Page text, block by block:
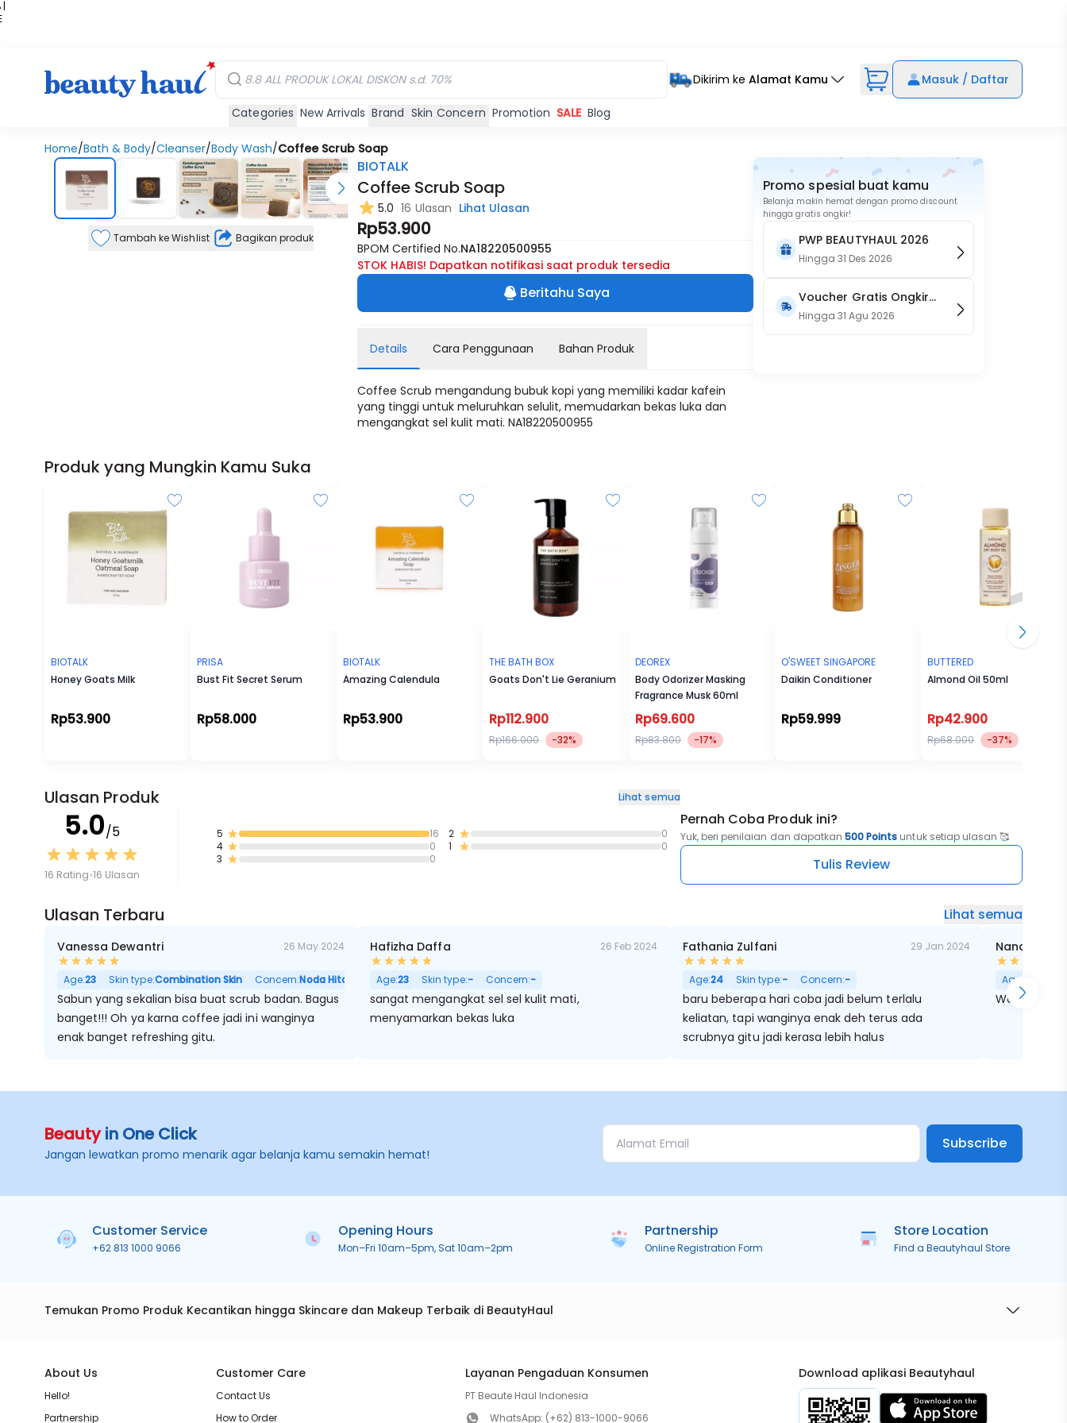
|
Dikirim ke Alamat Kamu Masuk / Daftar
Categories New Arrivals Brand Skin Concern Promotion SALE Blog
Home/Bath & Body/Cleanser/Body Wash/Coffee Scrub Soap
Tambah ke Wishlist Bagikan produk
BIOTALK
Coffee Scrub Soap
5.0 16 Ulasan Lihat Ulasan
Rp53.900
BPOM Certified No.NA18220500955
STOK HABIS! Dapatkan notifikasi saat produk tersedia
Beritahu Saya
Details Cara Penggunaan Bahan Produk
Coffee Scrub mengandung bubuk kopi yang memiliki kadar kafein
yang tinggi untuk meluruhkan selulit, memudarkan bekas luka dan
mengangkat sel kulit mati. NA18220500955
Promo spesial buat kamu
Belanja makin hemat dengan promo discount
hingga gratis ongkir!
PWP BEAUTYHAUL 2026
Hingga31 Des 2026
Voucher Gratis Ongkir
15RB (Only on Website)
Hingga31 Agu 2026
Produk yang Mungkin Kamu Suka
BIOTALK
Honey Goats Milk
Rp53.900
PRISA
Bust Fit Secret Serum
Rp58.000
BIOTALK
Amazing Calendula
Rp53.900
THE BATH BOX
Goats Don't Lie Geranium
Rp112.900
Rp166.000 -32%
DEOREX
Body Odorizer Masking
Fragrance Musk 60ml
Rp69.600
Rp83.800 -17%
O'SWEET SINGAPORE
Daikin Conditioner
Rp59.999
BUTTERED
Almond Oil 50ml
Rp42.900
Rp68.000 -37%
Ulasan Produk Lihat semua
5.0/5
16 Rating 16 Ulasan
5
16
4
0
3
0
2
0
1
0
Pernah Coba Produk ini?
Yuk, beri penilaian dan dapatkan 500 Points untuk setiap ulasan 🥰
Tulis Review
Ulasan Terbaru Lihat semua
Vanessa Dewantri 26 May 2024
Age:23 Skin type:Combination Skin Concern:Noda Hitam, Berminyak, Pori Besar
Sabun yang sekalian bisa buat scrub badan. Bagus
banget!!! Oh ya karna coffee jadi ini wanginya
enak banget refreshing gitu.
Hafizha Daffa 26 Feb 2024
Age:23 Skin type:- Concern:-
sangat mengangkat sel sel kulit mati,
menyamarkan bekas luka
Fathania Zulfani 29 Jan 2024
Age:24 Skin type:- Concern:-
baru beberapa hari coba jadi belum terlalu
keliatan, tapi wanginya enak deh terus ada
scrubnya gitu jadi kerasa lebih halus
Nandya
Age:
Wangi
Beautyin One Click
Jangan lewatkan promo menarik agar belanja kamu semakin hemat!
Subscribe
Customer Service
+62 813 1000 9066
Opening Hours
Mon–Fri 10am–5pm, Sat 10am–2pm
Partnership
Online Registration Form
Store Location
Find a Beautyhaul Store
Temukan Promo Produk Kecantikan hingga Skincare dan Makeup Terbaik di BeautyHaul
About Us
Hello!
Partnership
Customer Care
Contact Us
How to Order
Layanan Pengaduan Konsumen
PT Beaute Haul Indonesia
WhatsApp: (+62) 813-1000-9066
Download aplikasi Beautyhaul